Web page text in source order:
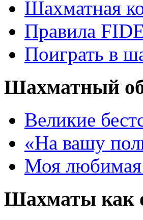
Шахматная
Правила
Поиграть в
Шахматный
Великие
«На вашу
Моя любимая
Шахматы как